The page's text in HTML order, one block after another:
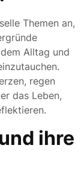
Themen an,
Alltag und
regen
das Leben,
ihre